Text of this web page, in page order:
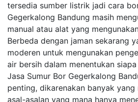
tersedia sumber listrik jadi cara
Gegerkalong Bandung masih
manual atau alat yang
Berbeda dengan jaman sekarang
moderen untuk mengunakan
air bersih dalam menentukan
Jasa Sumur Bor Gegerkalong
penting, dikarenakan banyak
asal-asalan yang mana hanya